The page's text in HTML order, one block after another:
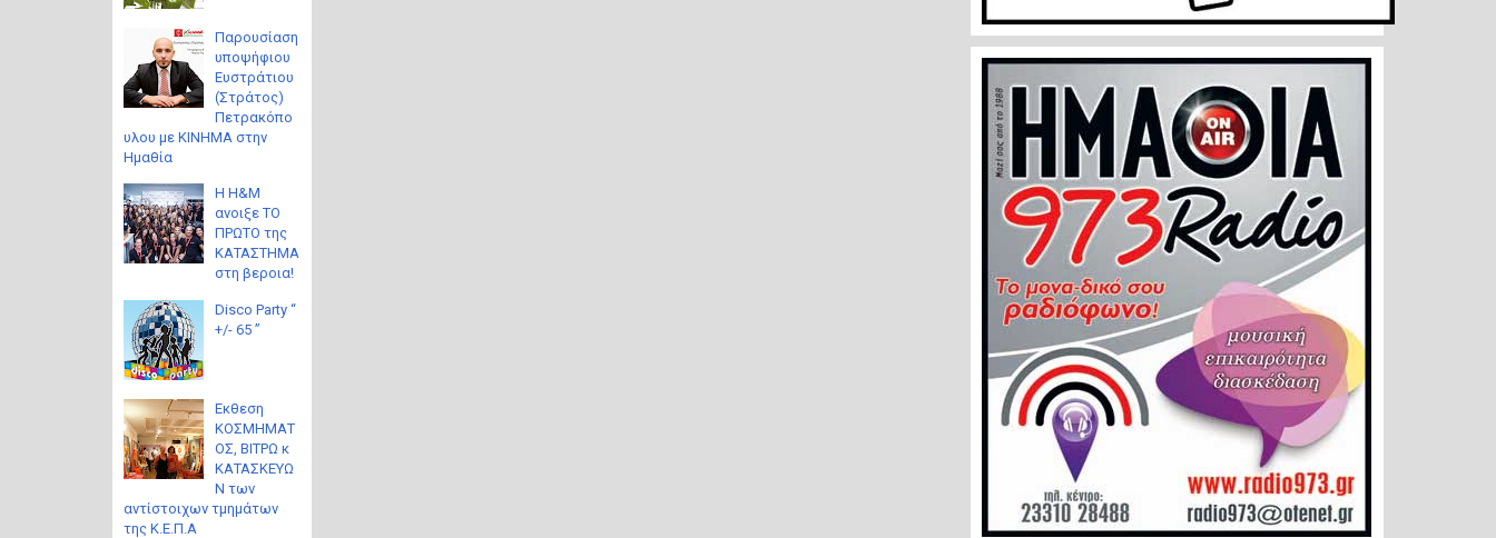
Παρουσίαση
υποψήφιου
Ευστράτιου
(Στράτος)
Πετρακόπο
υλου με ΚΙΝΗΜΑ στην
Ημαθία
Η H&M
ανοιξε ΤΟ
ΠΡΩΤΟ της
ΚΑΤΑΣΤΗΜΑ
στη βεροια!
Disco Party “
+/- 65 ”
Eκθεση
ΚΟΣΜΗΜΑΤ
ΟΣ, ΒΙΤΡΩ κ
ΚΑΤΑΣΚΕΥΩ
Ν των
αντίστοιχων τμημάτων
της Κ.Ε.Π.Α